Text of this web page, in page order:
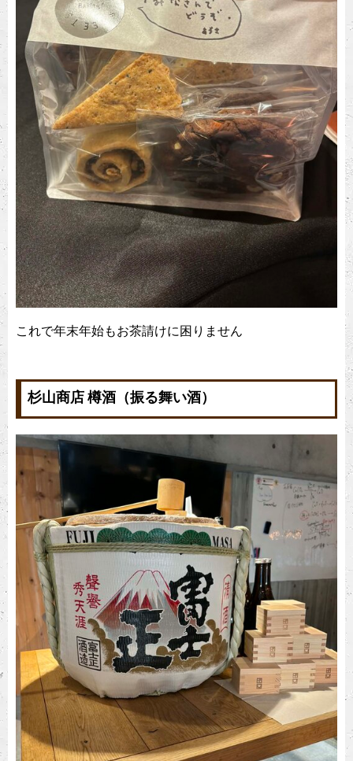
これで年末年始もお茶請けに困りません
杉山商店 樽酒（振る舞い酒）